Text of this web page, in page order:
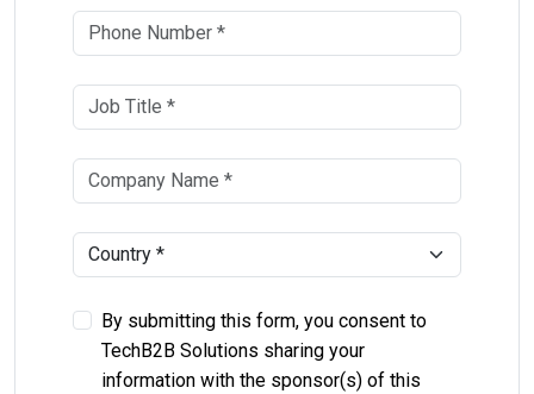
By submitting this form, you consent to
TechB2B Solutions sharing your
information with the sponsor(s) of this